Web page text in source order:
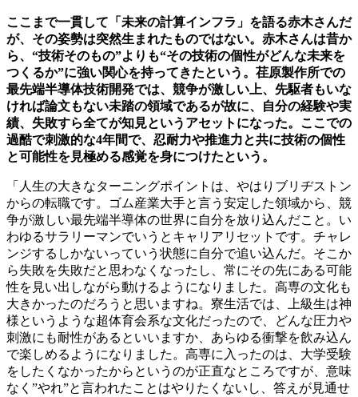
ここまで一貫して「未来の計算インフラ」を語る赤木さんだ
が、その姿勢は突然生まれたものではない。赤木さんは昔か
ら、“技術そのもの”よりも“その技術の個性がどんな未来を
つくるか”に強い関心を持ってきたという。荏原製作所での
最先端半導体技術開発では、競争が激しい上、先駆者もいな
ければ論文もない未踏の領域であるが故に、自分の経験や実
績、失敗すら全てが知見というアセットになった。ここでの
過酷で刺激的な4年間で、忍耐力や推進力と共に技術の個性
と可能性を見極める感覚を身につけたという。
「人生の大きなターニングポイントは、やはりブリヂストン
からの転職です。ゴム産業大手と言う安定した領域から、競
争が激しい最先端半導体の世界に自分を放り込んだこと。い
わゆるサラリーマンでいうとキャリアリセットです。チャレ
ンジするしかないっていう状態に自分で追い込んだ。そこか
ら失敗を失敗だと思わなくなったし、常にその先にある可能
性を見い出しながら動けるようになりました。高専の文化も
大きかったのだろうと思いますね。寮生活では、上級生は神
様というような超体育会系な文化だったので、どんな圧力や
刺激にも耐性があるといいますか、あらゆる衝撃を飲み込ん
で楽しめるようになりました。高専に入ったのは、大学受験
をしたくなかったからというのが正直なところですが、意味
なく”やれ”と言われたことはやりたくないし、答えが見通せ